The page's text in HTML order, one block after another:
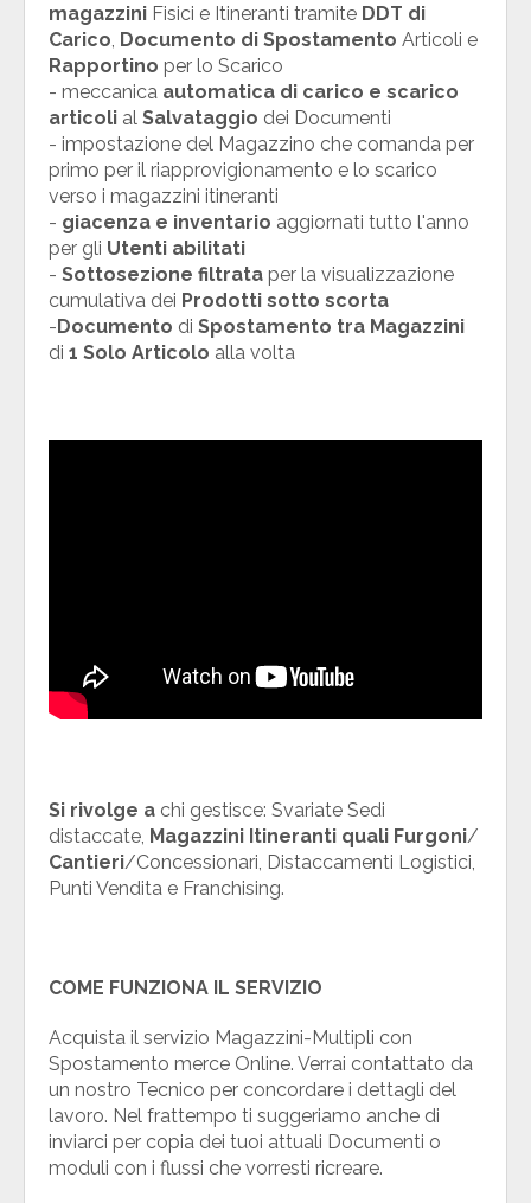
magazzini Fisici e Itineranti tramite DDT di
Carico Documento di Spostamento Articoli e
Rapportino per lo Scarico
- meccanica automatica di carico e scarico
articoli al Salvataggio dei Documenti
- impostazione del Magazzino che comanda per
primo per il riapprovigionamento e lo scarico
verso i magazzini itineranti
- giacenza e inventario aggiornati tutto l'anno
per gli Utenti abilitati
- Sottosezione filtrata per la visualizzazione
cumulativa dei Prodotti sotto scorta
-Documento di Spostamento tra Magazzini
di 1 Solo Articolo alla volta
Si rivolge a chi gestisce: Svariate Sedi
distaccate, Magazzini Itineranti quali Furgoni/
Cantieri/Concessionari, Distaccamenti Logistici,
Punti Vendita e Franchising.
COME FUNZIONA IL SERVIZIO
Acquista il servizio Magazzini-Multipli con
Spostamento merce Online. Verrai contattato da
un nostro Tecnico per concordare i dettagli del
lavoro. Nel frattempo ti suggeriamo anche di
inviarci per copia dei tuoi attuali Documenti o
moduli con i flussi che vorresti ricreare.